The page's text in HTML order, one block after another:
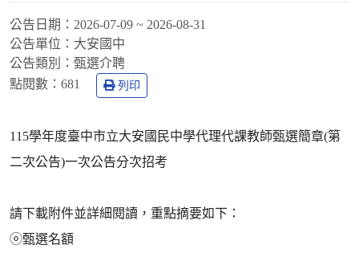
公告日期： 2026-07-09 ~ 2026-08-31
公告單位： 大安國中
公告類別： 甄選介聘
點閱數： 681 列印
115學年度臺中市立大安國民中學代理代課教師甄選簡章(第
二次公告)一次公告分次招考
請下載附件並詳細閱讀，重點摘要如下：
ⓞ甄選名額